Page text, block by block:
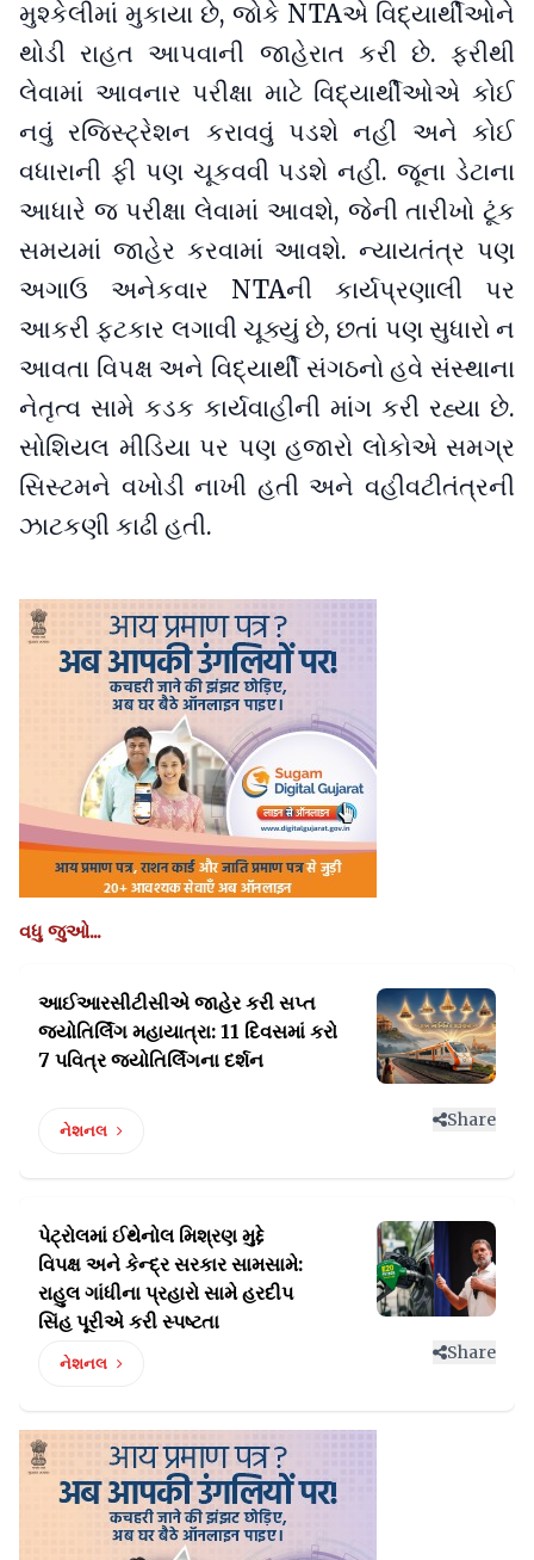
મુશ્કેલીમાં મુકાયા છે, જોકે NTAએ વિદ્યાર્થીઓને
થોડી રાહત આપવાની જાહેરાત કરી છે. ફરીથી
લેવામાં આવનાર પરીક્ષા માટે વિદ્યાર્થીઓએ કોઈ
નવું રજિસ્ટ્રેશન કરાવવું પડશે નહીં અને કોઈ
વધારાની ફી પણ ચૂકવવી પડશે નહીં. જૂના ડેટાના
આધારે જ પરીક્ષા લેવામાં આવશે, જેની તારીખો ટૂંક
સમયમાં જાહેર કરવામાં આવશે. ન્યાયતંત્ર પણ
અગાઉ અનેકવાર NTAની કાર્યપ્રણાલી પર
આકરી ફટકાર લગાવી ચૂક્યું છે, છતાં પણ સુધારો ન
આવતા વિપક્ષ અને વિદ્યાર્થી સંગઠનો હવે સંસ્થાના
નેતૃત્વ સામે કડક કાર્યવાહીની માંગ કરી રહ્યા છે.
સોશિયલ મીડિયા પર પણ હજારો લોકોએ સમગ્ર
સિસ્ટમને વખોડી નાખી હતી અને વહીવટીતંત્રની
ઝાટકણી કાઢી હતી.
વધુ જુઓ...
આઈઆરસીટીસીએ જાહેર કરી સપ્ત
જ્યોતિર્લિંગ મહાયાત્રા: 11 દિવસમાં કરો
7 પવિત્ર જ્યોતિર્લિંગના દર્શન
નેશનલ
Share
પેટ્રોલમાં ઈથેનોલ મિશ્રણ મુદ્દે
વિપક્ષ અને કેન્દ્ર સરકાર સામસામે:
રાહુલ ગાંધીના પ્રહારો સામે હરદીપ
સિંહ પૂરીએ કરી સ્પષ્ટતા
નેશનલ
Share